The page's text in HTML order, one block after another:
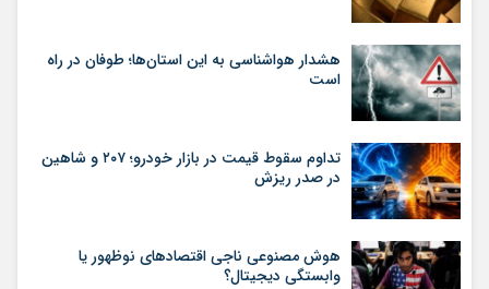
هشدار هواشناسی به این استان‌ها؛ طوفان در راه
است
تداوم سقوط قیمت در بازار خودرو؛ ۲۰۷ و شاهین
در صدر ریزش
هوش مصنوعی ناجی اقتصادهای نوظهور یا
وابستگی دیجیتال؟